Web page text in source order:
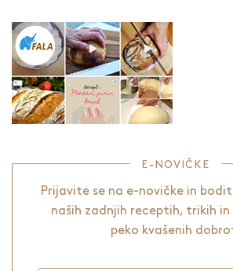
E-NOVIČKE
Prijavite se na e-novičke in
naših zadnjih receptih, trikih in
peko kvašenih